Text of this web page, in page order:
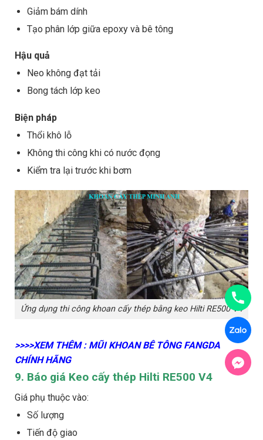
Giảm bám dính
Tạo phân lớp giữa epoxy và bê tông
Hậu quả
Neo không đạt tải
Bong tách lớp keo
Biện pháp
Thổi khô lỗ
Không thi công khi có nước đọng
Kiểm tra lại trước khi bơm
Ứng dụng thi công khoan cấy thép bằng keo Hilti RE500 V4
>>>>XEM THÊM : MŨI KHOAN BÊ TÔNG FANGDA
CHÍNH HÃNG
9. Báo giá Keo cấy thép Hilti RE500 V4
Giá phụ thuộc vào:
Số lượng
Tiến độ giao